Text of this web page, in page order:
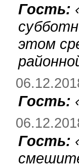
Гость:
этом
Гость:
Гость: